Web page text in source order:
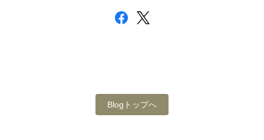
Blogトップへ